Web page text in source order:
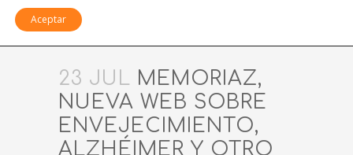
23 JUL MEMORIAZ,
NUEVA WEB SOBRE
ENVEJECIMIENTO,
ALZHÉIMER Y OTRO
Aceptar